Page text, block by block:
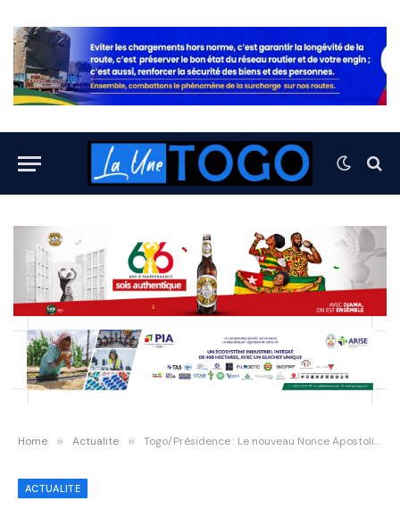
Home » Actualite » Togo/Présidence : Le nouveau Nonce Apostolique accrédité, Monseigneur Mark Gérard Miles Chez Faure Gnassingbé
ACTUALITE